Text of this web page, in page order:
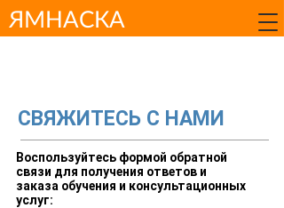
ЯМНАСКА
СВЯЖИТЕСЬ С НАМИ
Воспользуйтесь формой обратной
связи для получения ответов и
заказа обучения и консультационных
услуг: